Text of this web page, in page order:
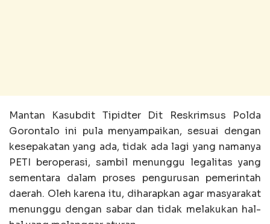
Mantan Kasubdit Tipidter Dit Reskrimsus Polda
Gorontalo ini pula menyampaikan, sesuai dengan
kesepakatan yang ada, tidak ada lagi yang namanya
PETI beroperasi, sambil menunggu legalitas yang
sementara dalam proses pengurusan pemerintah
daerah. Oleh karena itu, diharapkan agar masyarakat
menunggu dengan sabar dan tidak melakukan hal-